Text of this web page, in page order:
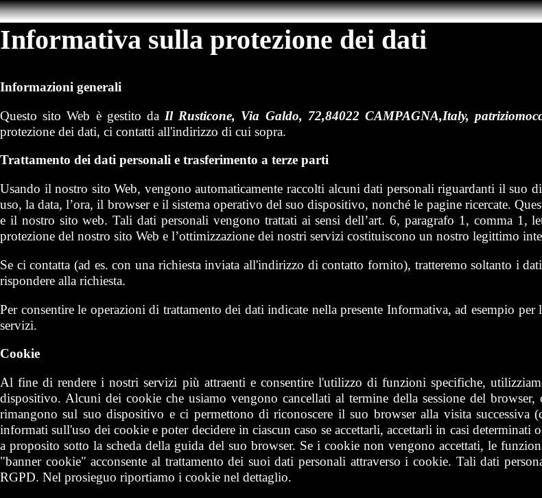
Informativa sulla protezione dei dati
Informazioni generali
Questo sito Web è gestito daIl Rusticone, Via Galdo, 72,84022 CAMPAGNA,Italy,
protezione dei dati, ci contatti all'indirizzo di cui sopra.
Trattamento dei dati personali e trasferimento a terze parti
Usando il nostro sito Web, vengono automaticamente raccolti alcuni dati personali riguardanti il suo
uso, la data, l’ora, il browser e il sistema operativo del suo dispositivo, nonché le pagine ricercate.
e il nostro sito web. Tali dati personali vengono trattati ai sensi dell’art. 6, paragrafo 1, comma 1,
protezione del nostro sito Web e l’ottimizzazione dei nostri servizi costituiscono un nostro legittimo
Se ci contatta (ad es. con una richiesta inviata all'indirizzo di contatto fornito), tratteremo soltanto i
rispondere alla richiesta.
Per consentire le operazioni di trattamento dei dati indicate nella presente Informativa, ad esempio
servizi.
Cookie
Al fine di rendere i nostri servizi più attraenti e consentire l'utilizzo di funzioni specifiche,
dispositivo. Alcuni dei cookie che usiamo vengono cancellati al termine della sessione del
rimangono sul suo dispositivo e ci permettono di riconoscere il suo browser alla visita successiva
informati sull'uso dei cookie e poter decidere in ciascun caso se accettarli, accettarli in casi
a proposito sotto la scheda della guida del suo browser. Se i cookie non vengono accettati, le
"banner cookie" acconsente al trattamento dei suoi dati personali attraverso i cookie. Tali dati
RGPD. Nel prosieguo riportiamo i cookie nel dettaglio.